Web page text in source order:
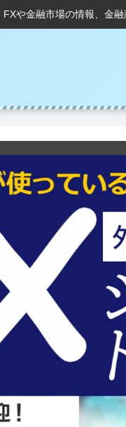
FXや金融市場の情報、金